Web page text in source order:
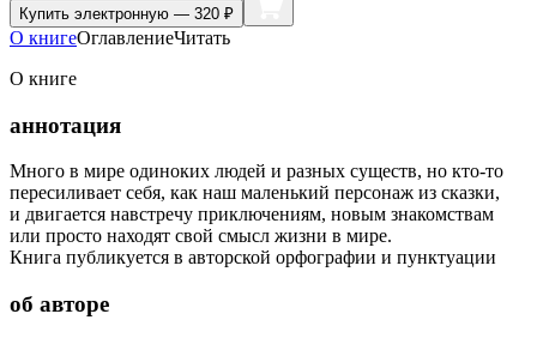
Купить электронную — 320 ₽
О книгеОглавлениеЧитать
О книге
аннотация
Много в мире одиноких людей и разных существ, но кто-то
пересиливает себя, как наш маленький персонаж из сказки,
и двигается навстречу приключениям, новым знакомствам
или просто находят свой смысл жизни в мире.
Книга публикуется в авторской орфографии и пунктуации
об авторе